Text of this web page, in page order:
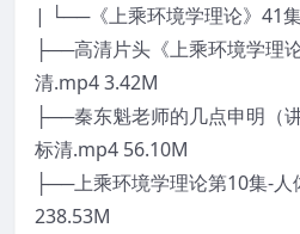
| └──《上乘环境学理论》41
├──高清片头《上乘环境学理
清.mp4 3.42M
├──秦东魁老师的几点申明（
标清.mp4 56.10M
├──上乘环境学理论第10集-
238.53M